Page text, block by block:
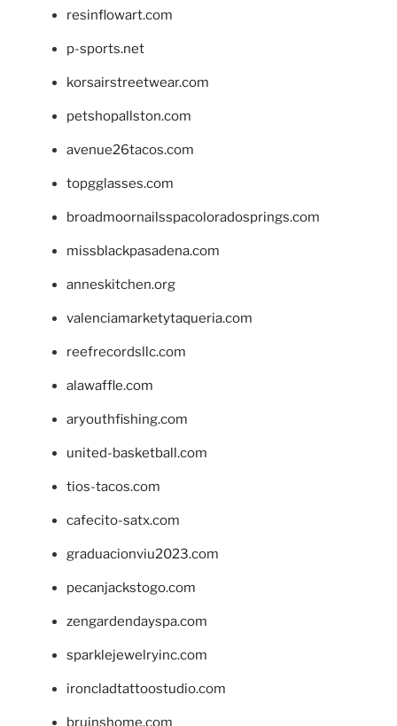
resinflowart.com
p-sports.net
korsairstreetwear.com
petshopallston.com
avenue26tacos.com
topgglasses.com
broadmoornailsspacoloradosprings.com
missblackpasadena.com
anneskitchen.org
valenciamarketytaqueria.com
reefrecordsllc.com
alawaffle.com
aryouthfishing.com
united-basketball.com
tios-tacos.com
cafecito-satx.com
graduacionviu2023.com
pecanjackstogo.com
zengardendayspa.com
sparklejewelryinc.com
ironcladtattoostudio.com
bruinshome.com